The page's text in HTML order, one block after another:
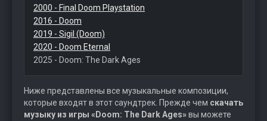
2000 - Final Doom Playstation
2016 - Doom
2019 - Sigil (Doom)
2020 - Doom Eternal
2025 - Doom: The Dark Ages
Ниже представлены все музыкальные композиции,
которые входят в этот саундтрек. Прежде чем скачать
музыку из игры «Doom: The Dark Ages»вы можете